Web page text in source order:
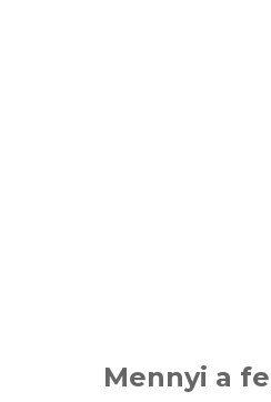
Mennyi a